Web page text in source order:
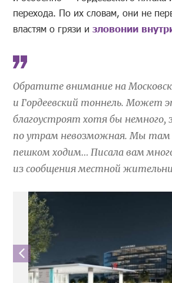
перехода. По их словам, они не
властям о грязи изловонии
Обратите внимание на
и Гордеевский тоннель. Может
благоустроят хотя бы немного,
по утрам невозможная. Мы там
пешком ходим… Писала вам
из сообщения местной